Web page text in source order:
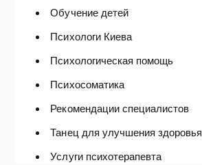
Обучение детей
Психологи Киева
Психологическая помощь
Психосоматика
Рекомендации специалистов
Танец для улучшения здоровья
Услуги психотерапевта